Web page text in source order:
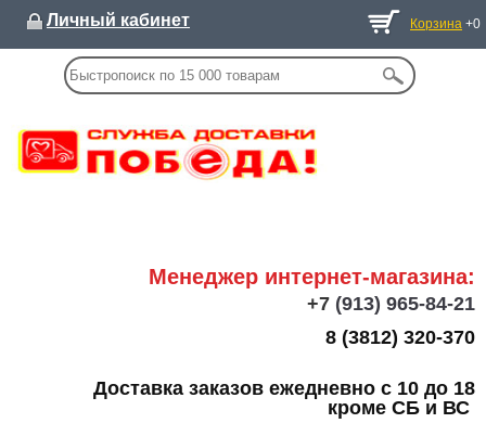
Личный кабинет Корзина +0
Менеджер интернет-магазина:
+7 (913) 965-84-21
8 (3812) 320-370
Доставка заказов ежедневно с 10 до 18
кроме СБ и ВС